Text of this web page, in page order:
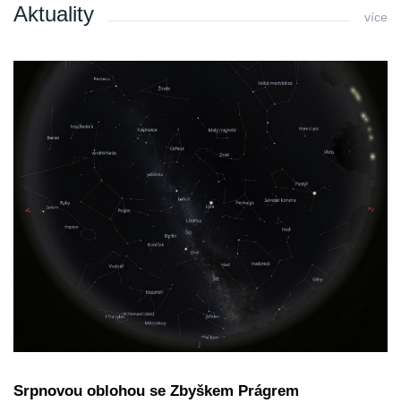
Aktuality více
Srpnovou oblohou se Zbyškem Prágrem